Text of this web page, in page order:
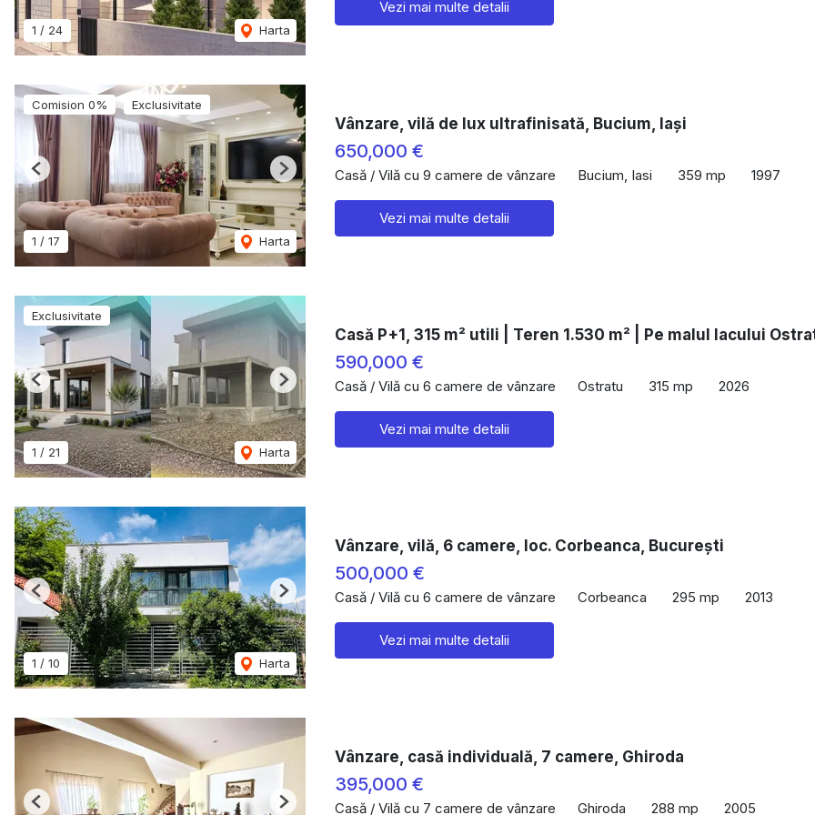
1 / 24 Harta
Vezi mai multe detalii
Comision 0% Exclusivitate
1 / 17 Harta
Previous Next
Vânzare, vilă de lux ultrafinisată, Bucium, Iași
650,000 €
Casă / Vilă cu 9 camere de vânzare Bucium, Iasi 359 mp 1997
Vezi mai multe detalii
Exclusivitate
1 / 21 Harta
Previous Next
Casă P+1, 315 m² utili | Teren 1.530 m² | Pe malul lacului
590,000 €
Casă / Vilă cu 6 camere de vânzare Ostratu 315 mp 2026
Vezi mai multe detalii
1 / 10 Harta
Previous Next
Vânzare, vilă, 6 camere, loc. Corbeanca, București
500,000 €
Casă / Vilă cu 6 camere de vânzare Corbeanca 295 mp 2013
Vezi mai multe detalii
Previous Next
Vânzare, casă individuală, 7 camere, Ghiroda
395,000 €
Casă / Vilă cu 7 camere de vânzare Ghiroda 288 mp 2005